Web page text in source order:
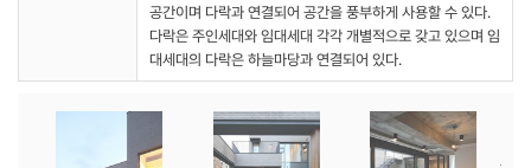
공간이며 다락과 연결되어 공간을 풍부하게 사용할 수 있다.
다락은 주인세대와 임대세대 각각 개별적으로 갖고 있으며 임
대세대의 다락은 하늘마당과 연결되어 있다.